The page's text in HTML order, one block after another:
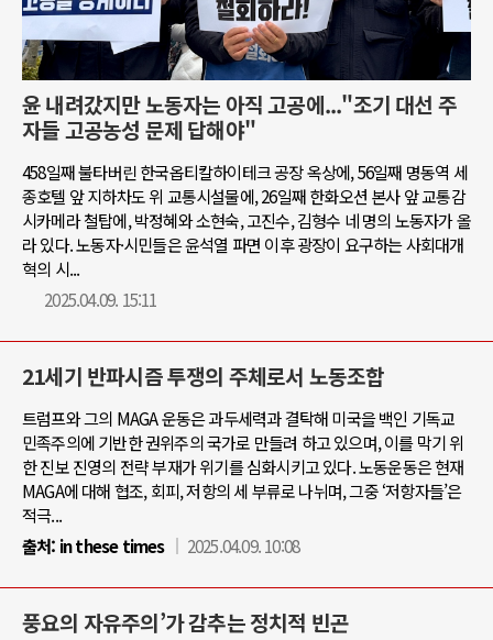
윤 내려갔지만 노동자는 아직 고공에..."조기 대선 주
자들 고공농성 문제 답해야"
458일째 불타버린 한국옵티칼하이테크 공장 옥상에, 56일째 명동역 세
종호텔 앞 지하차도 위 교통시설물에, 26일째 한화오션 본사 앞 교통감
시카메라 철탑에, 박정혜와 소현숙, 고진수, 김형수 네 명의 노동자가 올
라 있다. 노동자·시민들은 윤석열 파면 이후 광장이 요구하는 사회대개
혁의 시...
2025.04.09. 15:11
21세기 반파시즘 투쟁의 주체로서 노동조합
트럼프와 그의 MAGA 운동은 과두세력과 결탁해 미국을 백인 기독교
민족주의에 기반한 권위주의 국가로 만들려 하고 있으며, 이를 막기 위
한 진보 진영의 전략 부재가 위기를 심화시키고 있다. 노동운동은 현재
MAGA에 대해 협조, 회피, 저항의 세 부류로 나뉘며, 그중 ‘저항자들’은
적극...
출처: in these times 2025.04.09. 10:08
풍요의 자유주의’가 감추는 정치적 빈곤